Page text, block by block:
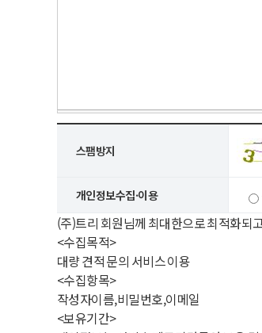
스팸방지
개인정보수집·이용
(주)트리 회원님께 최대한으로 최적화되
<수집목적>
대량 견적 문의 서비스 이용
<수집항목>
작성자이름,비밀번호,이메일
<보유기간>